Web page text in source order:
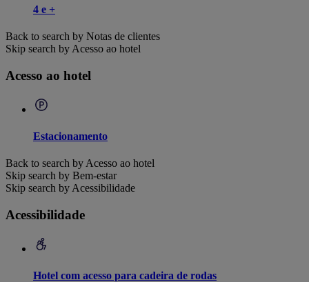
4 e +
Back to search by Notas de clientes
Skip search by Acesso ao hotel
Acesso ao hotel
Estacionamento
Back to search by Acesso ao hotel
Skip search by Bem-estar
Skip search by Acessibilidade
Acessibilidade
Hotel com acesso para cadeira de rodas